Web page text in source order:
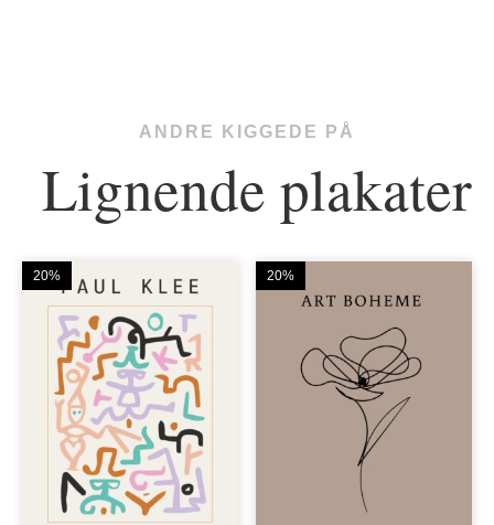
ANDRE KIGGEDE PÅ
Lignende plakater
20% 20%